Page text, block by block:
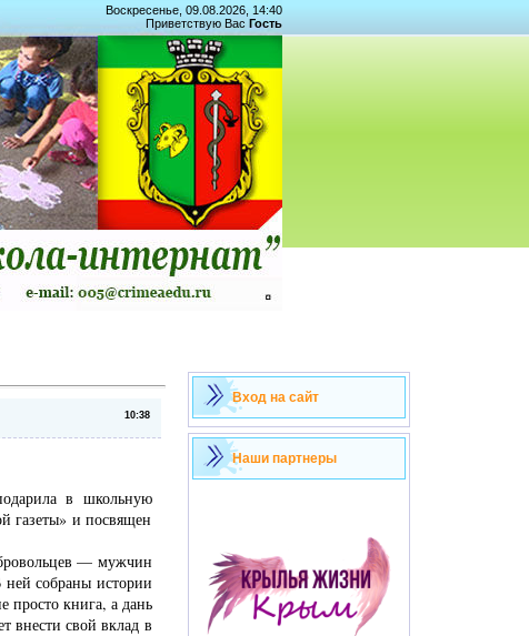
Воскресенье, 09.08.2026, 14:40
Приветствую Вас Гость
10:38
в школьную
газеты» и посвящен
— мужчин
собраны истории
просто книга, а дань
внести свой вклад в
Вход на сайт
Наши партнеры